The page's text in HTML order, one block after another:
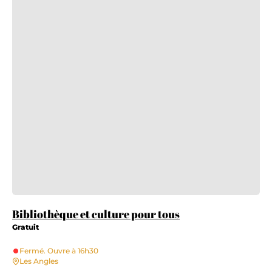
Bibliothèque et culture pour tous
Gratuit
Fermé. Ouvre à 16h30
Les Angles